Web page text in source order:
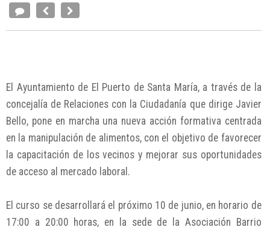
El Ayuntamiento de El Puerto de Santa María, a través de la
concejalía de Relaciones con la Ciudadanía que dirige Javier
Bello, pone en marcha una nueva acción formativa centrada
en la manipulación de alimentos, con el objetivo de favorecer
la capacitación de los vecinos y mejorar sus oportunidades
de acceso al mercado laboral.
El curso se desarrollará el próximo 10 de junio, en horario de
17:00 a 20:00 horas, en la sede de la Asociación Barrio